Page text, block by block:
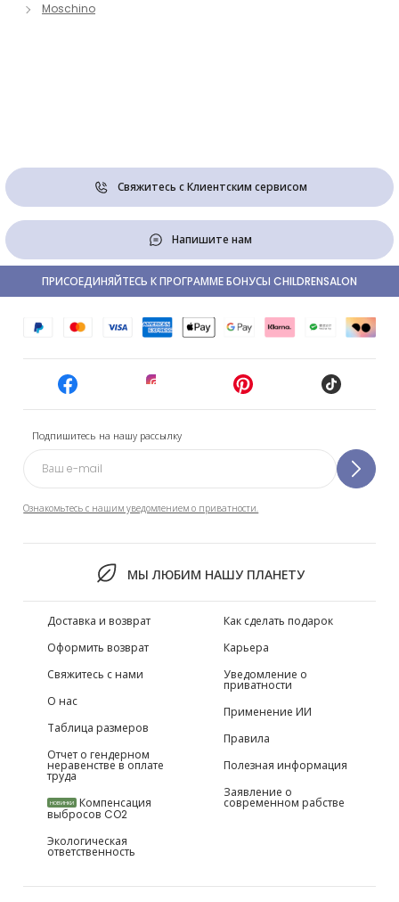
Moschino
Свяжитесь с Клиентским сервисом
Напишите нам
Подпишитесь на нашу рассылку
Ознакомьтесь с нашим уведомлением о приватности.
МЫ ЛЮБИМ НАШУ ПЛАНЕТУ
ПРИСОЕДИНЯЙТЕСЬ К ПРОГРАММЕ БОНУСЫ CHILDRENSALON
Доставка и возврат
Оформить возврат
Свяжитесь с нами
О нас
Таблица размеров
Отчет о гендерном
неравенстве в оплате
труда
НОВИНКИ Компенсация
выбросов CO2
Экологическая
ответственность
Как сделать подарок
Карьера
Уведомление о
приватности
Применение ИИ
Правила
Полезная информация
Заявление о
современном рабстве